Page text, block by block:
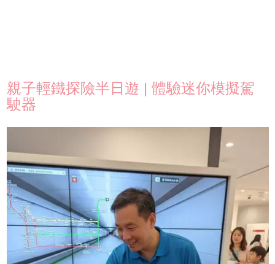
親子輕鐵探險半日遊 | 體驗迷你模擬駕
駛器